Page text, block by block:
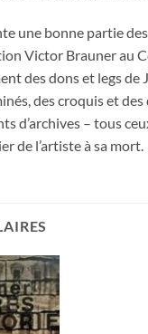
une bonne partie
Victor Brauner au
des dons et legs de
des croquis et des
d’archives – tous
de l’artiste à sa mort.